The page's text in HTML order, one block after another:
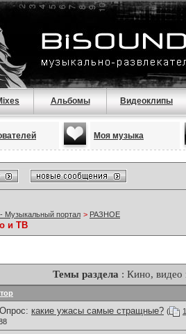
Альбомы Видеоклипы
Моя музыка
Музыкальный портал > РАЗНОЕ
и ТВ
Темы раздела : Кино,
какие ужасы самые стращные? (
1